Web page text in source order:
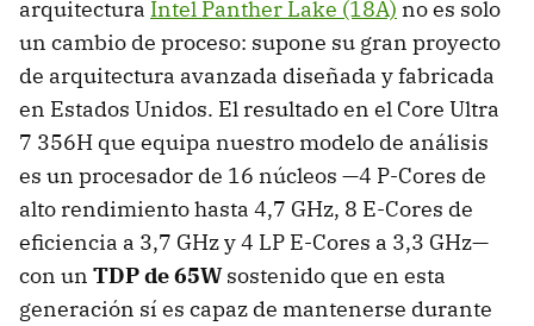
arquitectura Intel Panther Lake (18A) no es solo
un cambio de proceso: supone su gran proyecto
de arquitectura avanzada diseñada y fabricada
en Estados Unidos. El resultado en el Core Ultra
7 356H que equipa nuestro modelo de análisis
es un procesador de 16 núcleos —4 P-Cores de
alto rendimiento hasta 4,7 GHz, 8 E-Cores de
eficiencia a 3,7 GHz y 4 LP E-Cores a 3,3 GHz—
con un TDP de 65Wsostenido que en esta
generación sí es capaz de mantenerse durante